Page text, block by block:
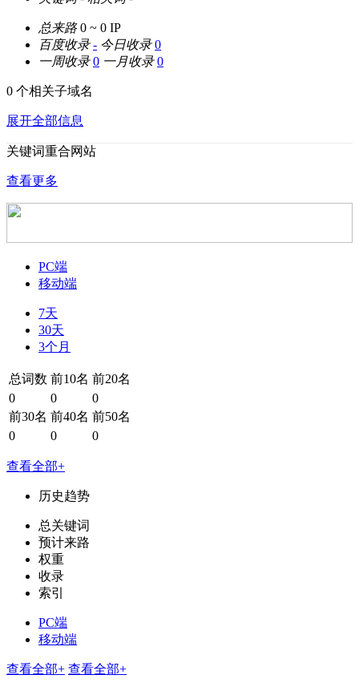
总来路 0 ~ 0 IP
百度收录 - 今日收录 0
一周收录 0 一月收录 0
0 个相关子域名
展开全部信息
关键词重合网站
查看更多
PC端
移动端
7天
30天
3个月
总词数 前10名 前20名
0
0
0
前30名 前40名 前50名
0
0 0
查看全部+
历史趋势
总关键词
预计来路
权重
收录
索引
PC端
移动端
查看全部+ 查看全部+